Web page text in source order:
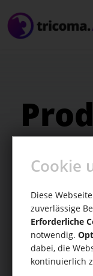
Cookie
Diese
zuverlässige
Erforderliche
notwendig.
dabei, die
kontinuierlich